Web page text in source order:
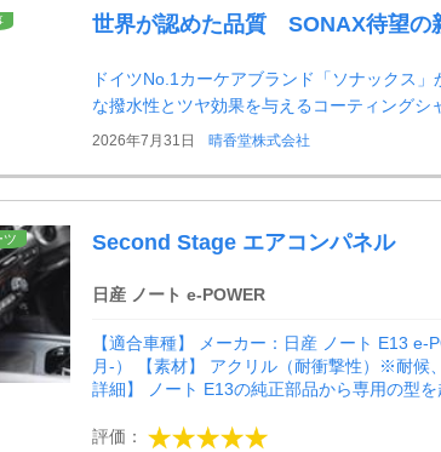
世界が認めた品質 SONAX待望の
ドイツNo.1カーケアブランド「ソナックス
な撥水性とツヤ効果を与えるコーティングシ
2026年7月31日 晴香堂株式会社
ツ Second Stage エアコンパネル
日産 ノート e-POWER
【適合車種】 メーカー：日産 ノート E13 e-
月-） 【素材】 アクリル（耐衝撃性）※耐候
詳細】 ノート E13の純正部品から専用の型を
評価：